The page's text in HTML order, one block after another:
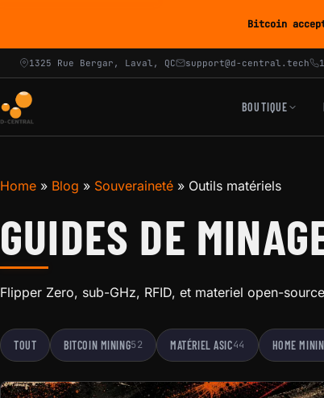
Bitcoin
1325 Rue Bergar, Laval, QC support@d-central.tech
BOUTIQUE
Home » Blog » Souveraineté » Outils matériels
GUIDES DE
Flipper Zero, sub-GHz, RFID, et materiel open-
TOUT BITCOIN MINING52 MATÉRIEL ASIC44 HOME